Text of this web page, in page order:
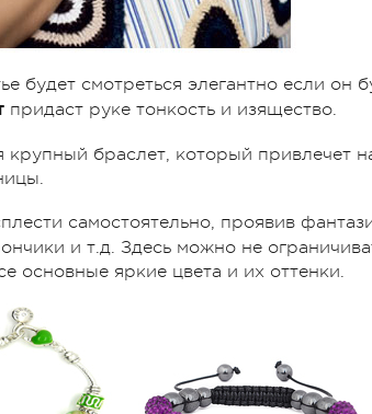
будет смотреться элегантно если он
придаст руке тонкость и изящество.
браслет, который привлечет
самостоятельно, проявив
и т.д. Здесь можно не
основные яркие цвета и их оттенки.